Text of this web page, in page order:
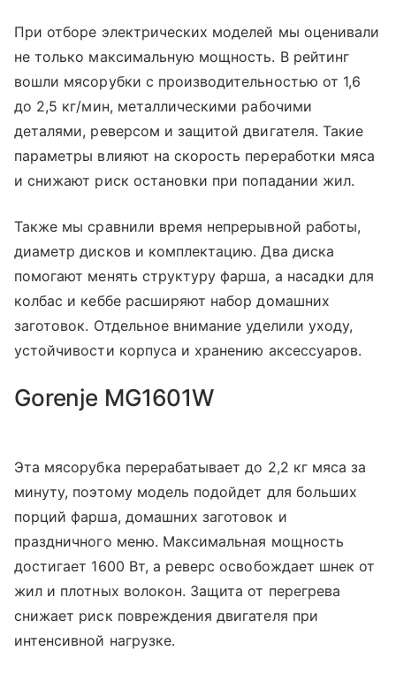
При отборе электрических моделей мы оценивали
не только максимальную мощность. В рейтинг
вошли мясорубки с производительностью от 1,6
до 2,5 кг/мин, металлическими рабочими
деталями, реверсом и защитой двигателя. Такие
параметры влияют на скорость переработки мяса
и снижают риск остановки при попадании жил.
Также мы сравнили время непрерывной работы,
диаметр дисков и комплектацию. Два диска
помогают менять структуру фарша, а насадки для
колбас и кеббе расширяют набор домашних
заготовок. Отдельное внимание уделили уходу,
устойчивости корпуса и хранению аксессуаров.
Gorenje MG1601W
Эта мясорубка перерабатывает до 2,2 кг мяса за
минуту, поэтому модель подойдет для больших
порций фарша, домашних заготовок и
праздничного меню. Максимальная мощность
достигает 1600 Вт, а реверс освобождает шнек от
жил и плотных волокон. Защита от перегрева
снижает риск повреждения двигателя при
интенсивной нагрузке.